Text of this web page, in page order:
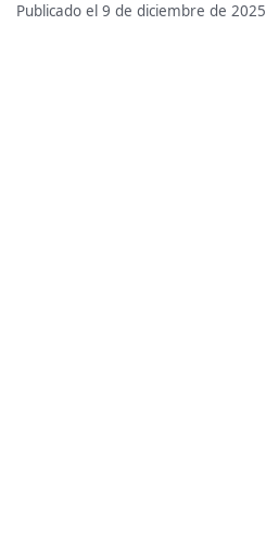
Publicado el 9 de diciembre de 2025